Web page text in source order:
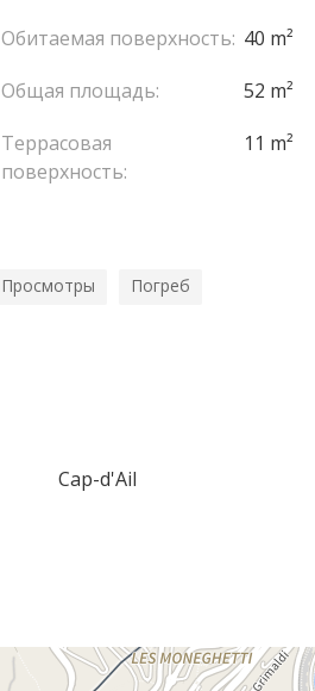
Обитаемая поверхность: 40 m²
Общая площадь:
52 m²
Террасовая
поверхность:
11 m²
Просмотры Погреб
Cap-d'Ail